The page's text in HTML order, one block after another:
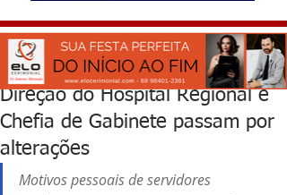
Direção do Hospital Regional e
Chefia de Gabinete passam por
alterações
Motivos pessoais de servidores